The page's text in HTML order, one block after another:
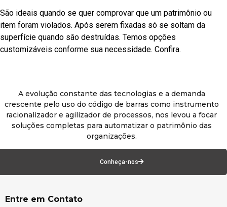
São ideais quando se quer comprovar que um patrimônio ou
item foram violados. Após serem fixadas só se soltam da
superfície quando são destruídas. Temos opções
customizáveis conforme sua necessidade. Confira.
A evolução constante das tecnologias e a demanda
crescente pelo uso do código de barras como instrumento
racionalizador e agilizador de processos, nos levou a focar
soluções completas para automatizar o patrimônio das
organizações.
Conheça-nos
Entre em Contato